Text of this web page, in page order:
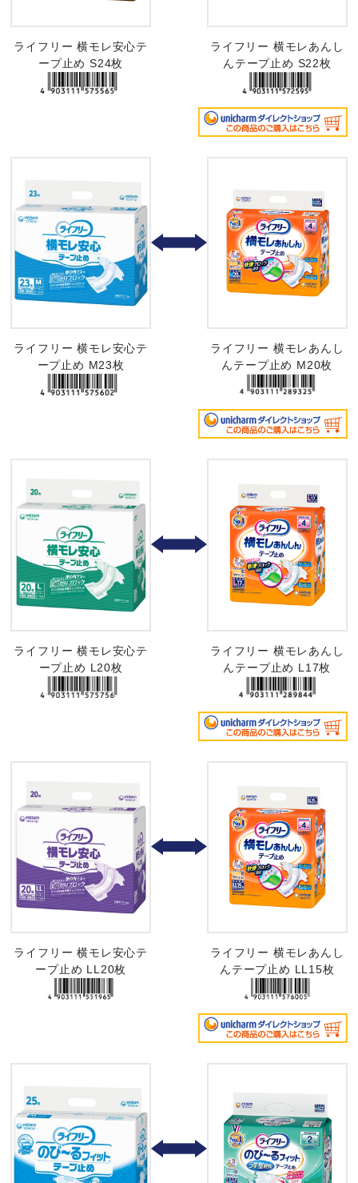
ライフリー 横モレ安心テ
ープ止め S24枚
ライフリー 横モレあんし
んテープ止め S22枚
ライフリー 横モレ安心テ
ープ止め M23枚
ライフリー 横モレあんし
んテープ止め M20枚
ライフリー 横モレ安心テ
ープ止め L20枚
ライフリー 横モレあんし
んテープ止め L17枚
ライフリー 横モレ安心テ
ープ止め LL20枚
ライフリー 横モレあんし
んテープ止め LL15枚